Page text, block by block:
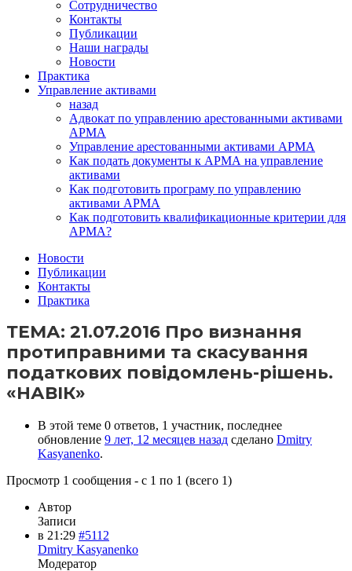
Сотрудничество
Контакты
Публикации
Наши награды
Новости
Практика
Управление активами
назад
Адвокат по управлению арестованными активами
АРМА
Управление арестованными активами АРМА
Как подать документы к АРМА на управление
активами
Как подготовить програму по управлению
активами АРМА
Как подготовить квалификационные критерии для
АРМА?
Новости
Публикации
Контакты
Практика
ТЕМА: 21.07.2016 Про визнання
протиправними та скасування
податкових повідомлень-рішень.
«НАВІК»
В этой теме 0 ответов, 1 участник, последнее
обновление 9 лет, 12 месяцев назад сделано Dmitry
Kasyanenko.
Просмотр 1 сообщения - с 1 по 1 (всего 1)
Автор
Записи
в 21:29 #5112
Dmitry Kasyanenko
Модератор